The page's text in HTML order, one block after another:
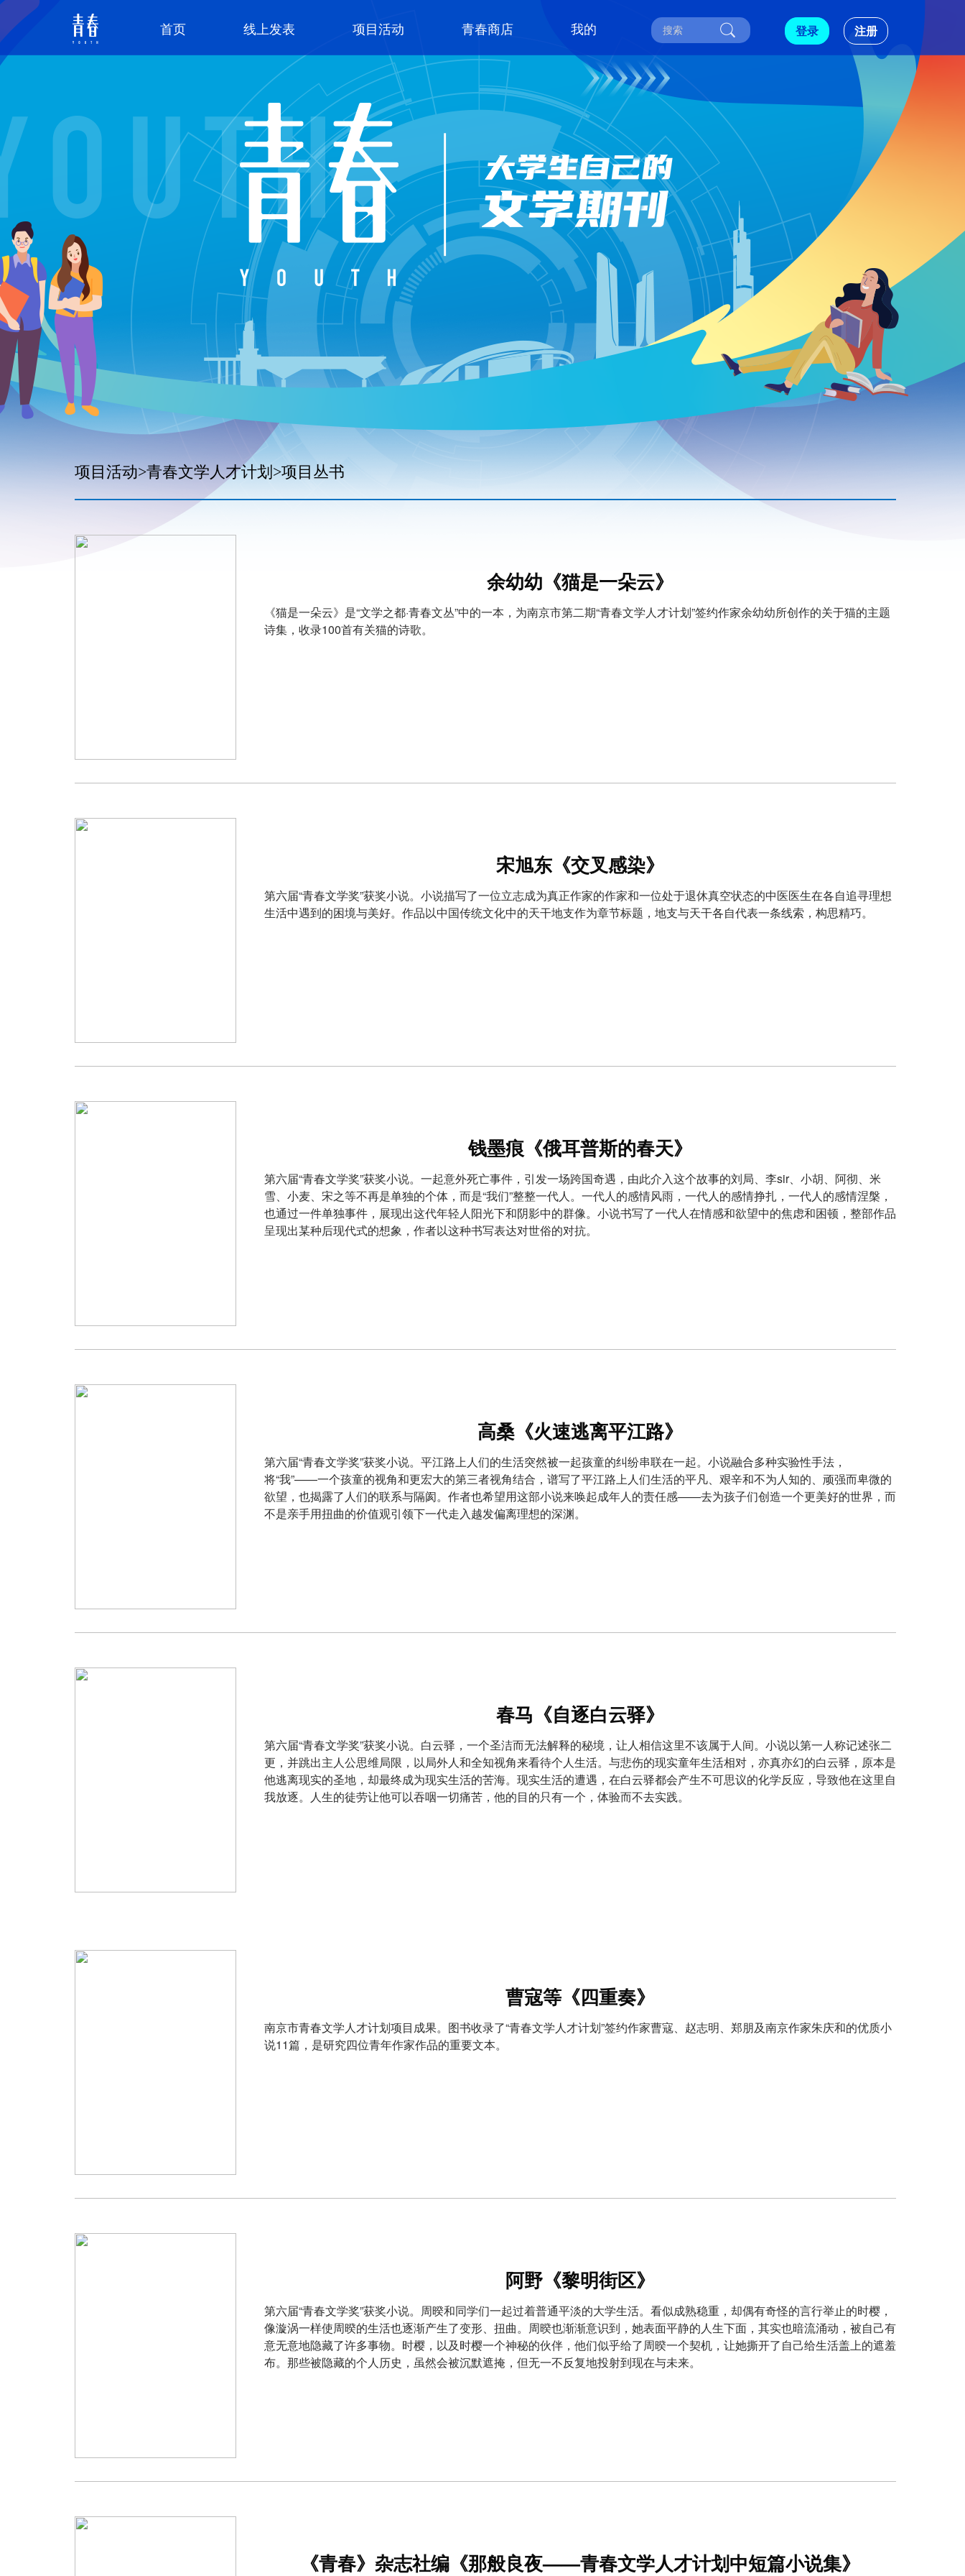
首页 线上发表 项目活动 青春商店 我的 登录 注册
项目活动>青春文学人才计划>项目丛书
余幼幼《猫是一朵云》
《猫是一朵云》是“文学之都·青春文丛”中的一本，为南京市第二期“青春文学人才计划”签约作家余幼幼所创作的关于猫的主题
诗集，收录100首有关猫的诗歌。
宋旭东《交叉感染》
第六届“青春文学奖”获奖小说。小说描写了一位立志成为真正作家的作家和一位处于退休真空状态的中医医生在各自追寻理想
生活中遇到的困境与美好。作品以中国传统文化中的天干地支作为章节标题，地支与天干各自代表一条线索，构思精巧。
钱墨痕《俄耳普斯的春天》
第六届“青春文学奖”获奖小说。一起意外死亡事件，引发一场跨国奇遇，由此介入这个故事的刘局、李sir、小胡、阿彻、米
雪、小麦、宋之等不再是单独的个体，而是“我们”整整一代人。一代人的感情风雨，一代人的感情挣扎，一代人的感情涅槃，
也通过一件单独事件，展现出这代年轻人阳光下和阴影中的群像。小说书写了一代人在情感和欲望中的焦虑和困顿，整部作品
呈现出某种后现代式的想象，作者以这种书写表达对世俗的对抗。
高桑《火速逃离平江路》
第六届“青春文学奖”获奖小说。平江路上人们的生活突然被一起孩童的纠纷串联在一起。小说融合多种实验性手法，
将“我”——一个孩童的视角和更宏大的第三者视角结合，谱写了平江路上人们生活的平凡、艰辛和不为人知的、顽强而卑微的
欲望，也揭露了人们的联系与隔阂。作者也希望用这部小说来唤起成年人的责任感——去为孩子们创造一个更美好的世界，而
不是亲手用扭曲的价值观引领下一代走入越发偏离理想的深渊。
春马《自逐白云驿》
第六届“青春文学奖”获奖小说。白云驿，一个圣洁而无法解释的秘境，让人相信这里不该属于人间。小说以第一人称记述张二
更，并跳出主人公思维局限，以局外人和全知视角来看待个人生活。与悲伤的现实童年生活相对，亦真亦幻的白云驿，原本是
他逃离现实的圣地，却最终成为现实生活的苦海。现实生活的遭遇，在白云驿都会产生不可思议的化学反应，导致他在这里自
我放逐。人生的徒劳让他可以吞咽一切痛苦，他的目的只有一个，体验而不去实践。
曹寇等《四重奏》
南京市青春文学人才计划项目成果。图书收录了“青春文学人才计划”签约作家曹寇、赵志明、郑朋及南京作家朱庆和的优质小
说11篇，是研究四位青年作家作品的重要文本。
阿野《黎明街区》
第六届“青春文学奖”获奖小说。周暌和同学们一起过着普通平淡的大学生活。看似成熟稳重，却偶有奇怪的言行举止的时樱，
像漩涡一样使周暌的生活也逐渐产生了变形、扭曲。周暌也渐渐意识到，她表面平静的人生下面，其实也暗流涌动，被自己有
意无意地隐藏了许多事物。时樱，以及时樱一个神秘的伙伴，他们似乎给了周暌一个契机，让她撕开了自己给生活盖上的遮羞
布。那些被隐藏的个人历史，虽然会被沉默遮掩，但无一不反复地投射到现在与未来。
《青春》杂志社编《那般良夜——青春文学人才计划中短篇小说集》